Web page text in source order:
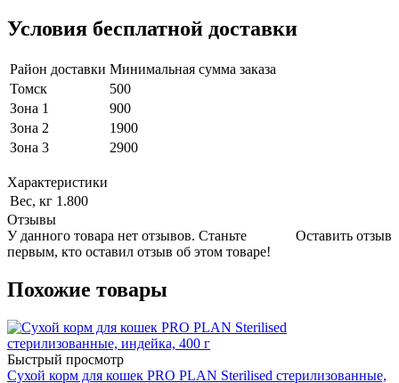
Условия бесплатной доставки
Район доставки Минимальная сумма заказа
Томск
500
Зона 1
900
Зона 2
1900
Зона 3
2900
Характеристики
Вес, кг 1.800
Отзывы
Оставить отзыв
У данного товара нет отзывов. Станьте
первым, кто оставил отзыв об этом товаре!
Похожие товары
Быстрый просмотр
Сухой корм для кошек PRO PLAN Sterilised стерилизованные,